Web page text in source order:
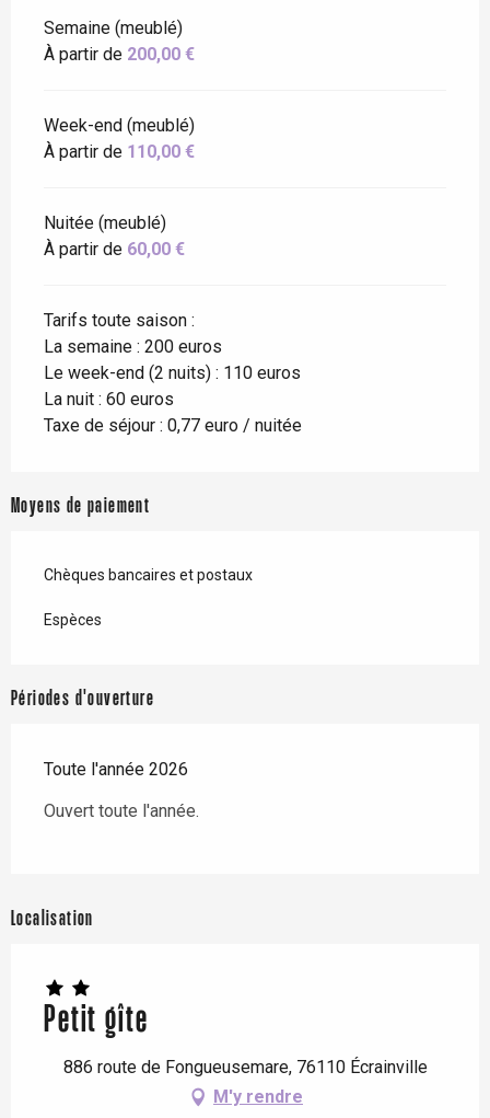
Semaine (meublé)
À partir de 200,00 €
Week-end (meublé)
À partir de 110,00 €
Nuitée (meublé)
À partir de 60,00 €
Tarifs toute saison :
La semaine : 200 euros
Le week-end (2 nuits) : 110 euros
La nuit : 60 euros
Taxe de séjour : 0,77 euro / nuitée
Moyens de paiement
Chèques bancaires et postaux
Espèces
Périodes d'ouverture
Toute l'année 2026
Ouvert toute l'année.
Localisation
Petit gîte
886 route de Fongueusemare, 76110 Écrainville
M'y rendre